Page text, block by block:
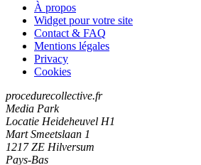
À propos
Widget pour votre site
Contact & FAQ
Mentions légales
Privacy
Cookies
procedurecollective.fr
Media Park
Locatie Heideheuvel H1
Mart Smeetslaan 1
1217 ZE Hilversum
Pays-Bas